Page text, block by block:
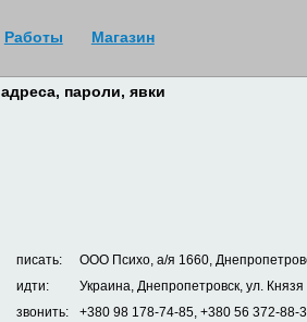
адреса, пароли, явки
писать:
ООО Психо, а/я 1660,
идти:
Украина, Днепропетровск, ул.
звонить:
+380 98 178-74-85, +380 56 372-88-